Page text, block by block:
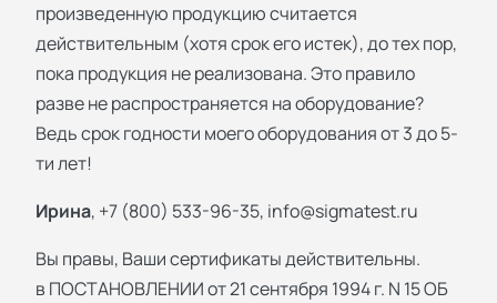
произведенную продукцию считается
действительным (хотя срок его истек), до тех пор,
пока продукция не реализована. Это правило
разве не распространяется на оборудование?
Ведь срок годности моего оборудования от 3 до 5-
ти лет!
Ирина, +7 (800) 533-96-35, info@sigmatest.ru
Вы правы, Ваши сертификаты действительны.
в ПОСТАНОВЛЕНИИ от 21 сентября 1994 г. N 15 ОБ